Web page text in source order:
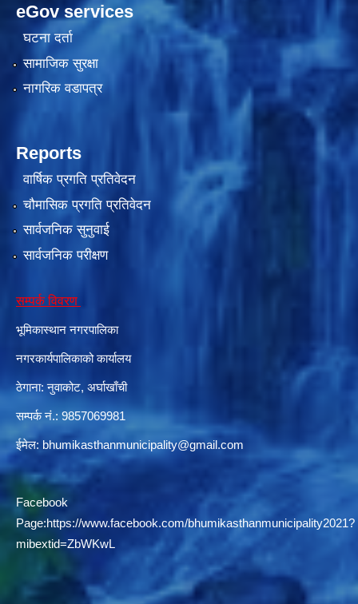
eGov services
घटना दर्ता
सामाजिक सुरक्षा
नागरिक वडापत्र
Reports
वार्षिक प्रगति प्रतिवेदन
चौमासिक प्रगति प्रतिवेदन
सार्वजनिक सुनुवाई
सार्वजनिक परीक्षण
सम्पर्क विवरण
भूमिकास्थान नगरपालिका
नगरकार्यपालिकाको कार्यालय
ठेगाना: नुवाकोट, अर्घाखाँची
सम्पर्क नं.: 9857069981
ईमेल: bhumikasthanmunicipality@gmail.com
Facebook
Page:https://www.facebook.com/bhumikasthanmunicipality2021?
mibextid=ZbWKwL